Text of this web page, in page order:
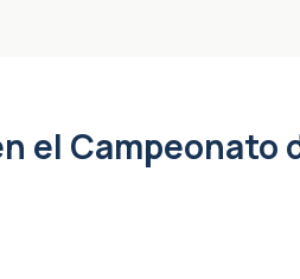
el Campeonato